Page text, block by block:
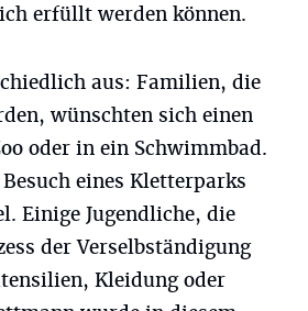
erfüllt werden können.
aus: Familien, die
wünschten sich einen
oder in ein Schwimmbad.
eines Kletterparks
Einige Jugendliche, die
der Verselbständigung
Kleidung oder